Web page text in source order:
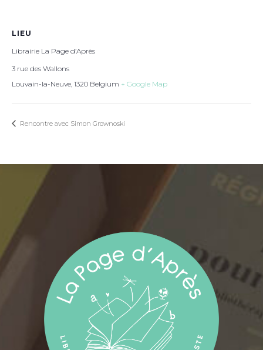
LIEU
Librairie La Page d’Après
3 rue des Wallons
Louvain-la-Neuve 1320 Belgium + Google Map
Rencontre avec Simon Grownoski